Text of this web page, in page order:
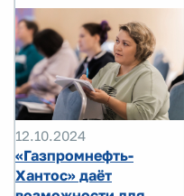
12.10.2024
«Газпромнефть-
Хантос» даёт